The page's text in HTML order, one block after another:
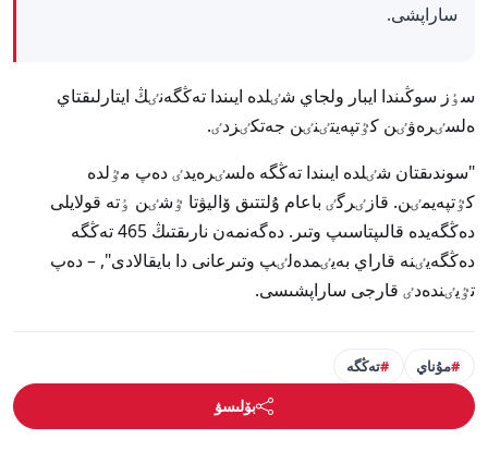
ساراپشى.
سٶز سوڭىندا ايبار ولجاي شٸلدە ايىندا تەڭگەنٸڭ ايتارلىقتاي
ەلسٸرەۋٸن كٷتپەيتٸنٸن جەتكٸزدٸ.
"سوندىقتان شٸلدە ايىندا تەڭگە ەلسٸرەيدٸ دەپ مٷلدە
كٷتپەيمٸن. قازٸرگٸ باعام ۇلتتىق ۆاليۋتا ٷشٸن ٶتە قولايلى
دەڭگەيدە قالىپتاسىپ وتىر. دەگەنمەن نارىقتىڭ 465 تەڭگە
دەڭگەيٸنە قاراي بەيٸمدەلٸپ وتىرعانى دا بايقالادى", – دەپ
تٷيٸندەدٸ قارجى ساراپشىسى.
مۇناي تەڭگە
بۆلىسۋ